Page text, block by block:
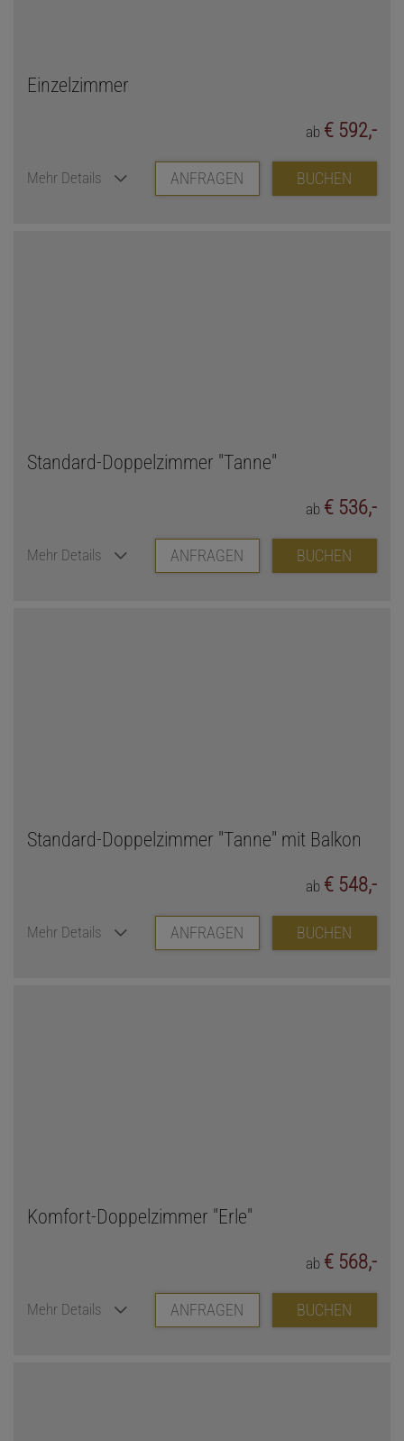
Einzelzimmer
ab € 592,-
Mehr Details ANFRAGEN BUCHEN
Standard-Doppelzimmer "Tanne"
ab € 536,-
Mehr Details ANFRAGEN BUCHEN
Standard-Doppelzimmer "Tanne" mit Balkon
ab € 548,-
Mehr Details ANFRAGEN BUCHEN
Komfort-Doppelzimmer "Erle"
ab € 568,-
Mehr Details ANFRAGEN BUCHEN